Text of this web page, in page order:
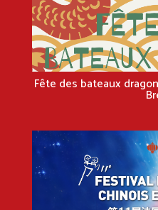
Fête des bateaux